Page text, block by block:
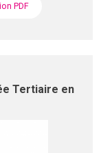
PDF
Tertiaire en